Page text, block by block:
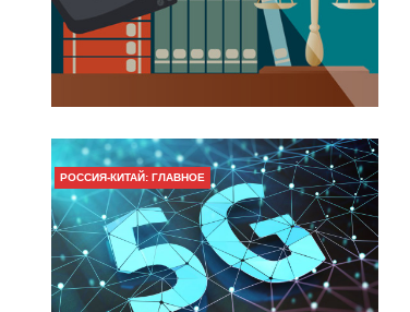
РОССИЯ-КИТАЙ: ГЛАВНОЕ